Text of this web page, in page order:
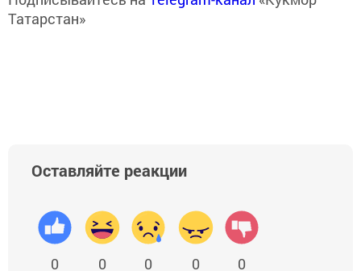
Татарстан»
Оставляйте реакции
0 0 0 0 0